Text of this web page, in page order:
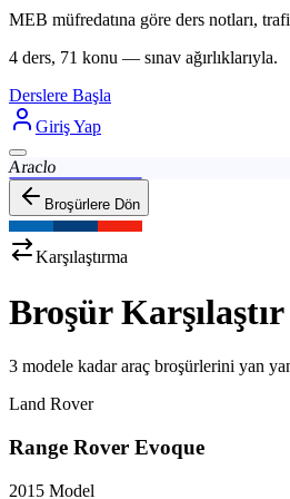
MEB müfredatına göre ders notları,
4 ders, 71 konu — sınav ağırlıklarıyla.
Derslere Başla
Giriş Yap
Araclo
Broşürlere Dön
Karşılaştırma
Broşür Karşılaştır
3 modele kadar araç broşürlerini yan
Land Rover
Range Rover Evoque
2015 Model